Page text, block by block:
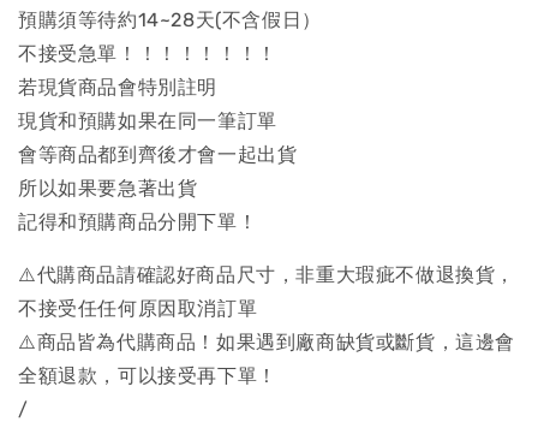
預購須等待約14~28天(不含假日）
不接受急單！！！！！！！！
若現貨商品會特別註明
現貨和預購如果在同一筆訂單
會等商品都到齊後才會一起出貨
所以如果要急著出貨
記得和預購商品分開下單！
⚠️代購商品請確認好商品尺寸，非重大瑕疵不做退換貨，
不接受任任何原因取消訂單
⚠️商品皆為代購商品！如果遇到廠商缺貨或斷貨，這邊會
全額退款，可以接受再下單！
/